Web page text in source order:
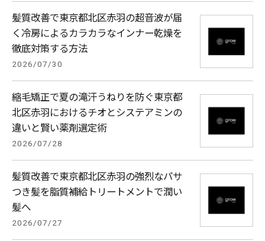
髪質改善で東京都北区赤羽の超音波が届
く冷房によるカラカラなインナー乾燥を
徹底対策する方法
2026/07/30
縮毛矯正で夏の滝汗うねりを防ぐ東京都
北区赤羽におけるチオとシステアミンの
違いと賢い薬剤選定術
2026/07/28
髪質改善で東京都北区赤羽の強烈なパサ
つき髪を脂質補給トリートメントで潤い
髪へ
2026/07/27